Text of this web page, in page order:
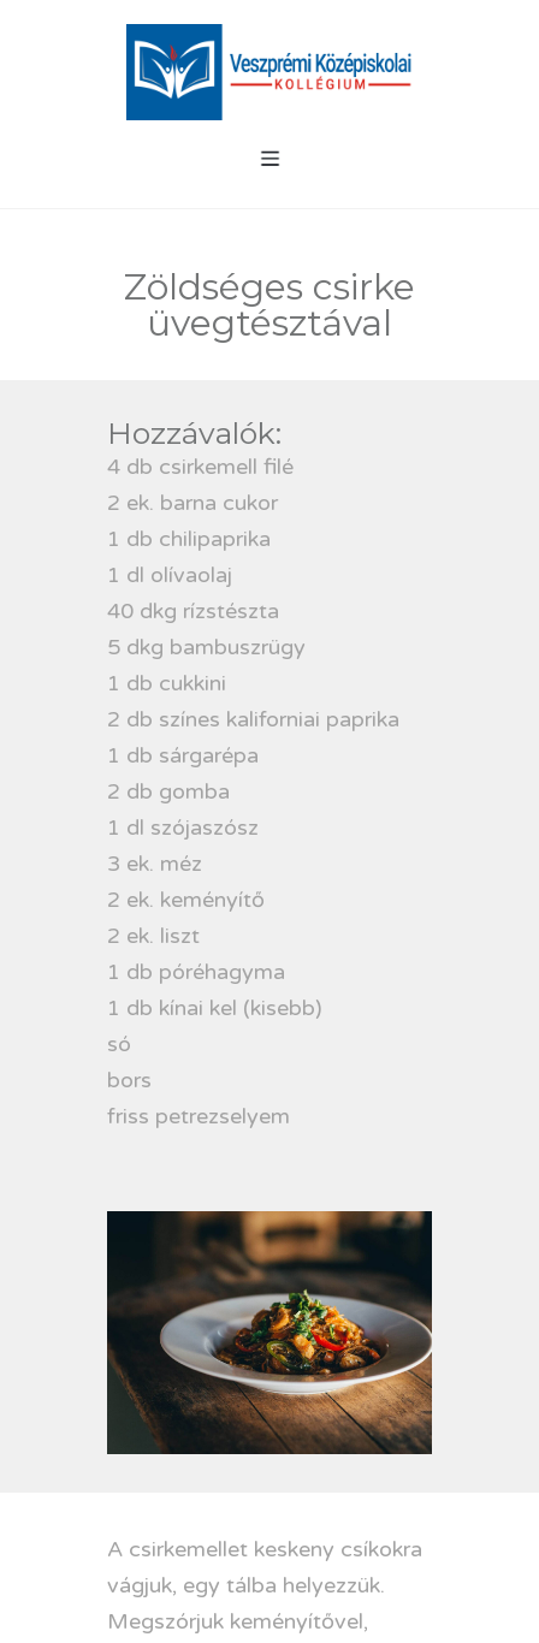
Zöldséges csirke
üvegtésztával
Hozzávalók:
4 db csirkemell filé
2 ek. barna cukor
1 db chilipaprika
1 dl olívaolaj
40 dkg rízstészta
5 dkg bambuszrügy
1 db cukkini
2 db színes kaliforniai paprika
1 db sárgarépa
2 db gomba
1 dl szójaszósz
3 ek. méz
2 ek. keményítő
2 ek. liszt
1 db póréhagyma
1 db kínai kel (kisebb)
só
bors
friss petrezselyem
A csirkemellet keskeny csíkokra
vágjuk, egy tálba helyezzük.
Megszórjuk keményítővel,